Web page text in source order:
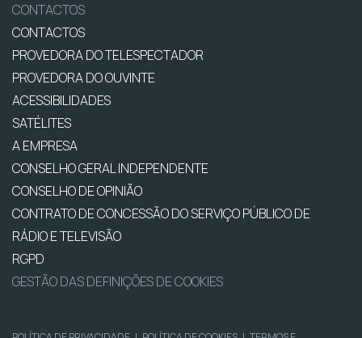
CONTACTOS
CONTACTOS
PROVEDORA DO TELESPECTADOR
PROVEDORA DO OUVINTE
ACESSIBILIDADES
SATÉLITES
A EMPRESA
CONSELHO GERAL INDEPENDENTE
CONSELHO DE OPINIÃO
CONTRATO DE CONCESSÃO DO SERVIÇO PÚBLICO DE
RÁDIO E TELEVISÃO
RGPD
GESTÃO DAS DEFINIÇÕES DE COOKIES